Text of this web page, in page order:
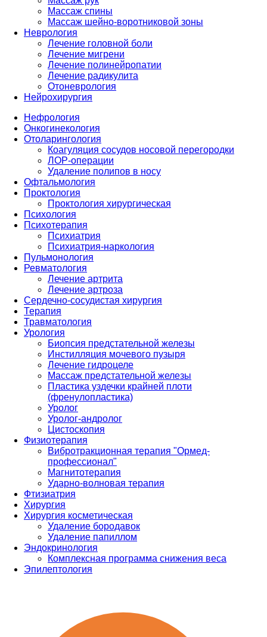
Массаж спины
Массаж шейно-воротниковой зоны
Неврология
Лечение головной боли
Лечение мигрени
Лечение полинейропатии
Лечение радикулита
Отоневрология
Нейрохирургия
Нефрология
Онкогинекология
Отоларингология
Коагуляция сосудов носовой перегородки
ЛОР-операции
Удаление полипов в носу
Офтальмология
Проктология
Проктология хирургическая
Психология
Психотерапия
Психиатрия
Психиатрия-наркология
Пульмонология
Ревматология
Лечение артрита
Лечение артроза
Сердечно-сосудистая хирургия
Терапия
Травматология
Урология
Биопсия предстательной железы
Инстилляция мочевого пузыря
Лечение гидроцеле
Массаж предстательной железы
Пластика уздечки крайней плоти
(френулопластика)
Уролог
Уролог-андролог
Цистоскопия
Физиотерапия
Вибротракционная терапия "Ормед-
профессионал"
Магнитотерапия
Ударно-волновая терапия
Фтизиатрия
Хирургия
Хирургия косметическая
Удаление бородавок
Удаление папиллом
Эндокринология
Комплексная программа снижения веса
Эпилептология